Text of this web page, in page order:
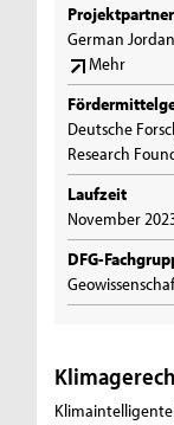
Projektpartner
German
Mehr
Deutsche
Research
Laufzeit
November
DFG-